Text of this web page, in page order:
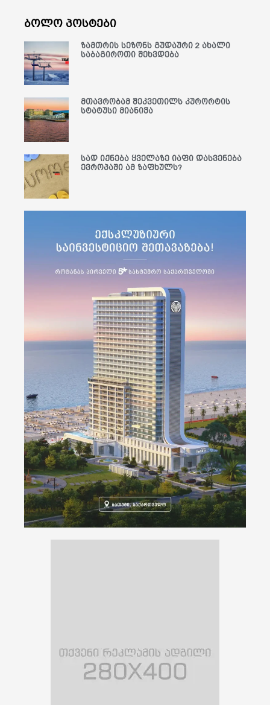
ბოლო პოსტები
ზამთრის სეზონს გუდაური 2 ახალი
საბაგიროთი შეხვდება
მთავრობამ შეკვეთილს კურორტის
სტატუსი მიანიჭა
სად იქნება ყველაზე იაფი დასვენება
ევროპაში ამ ზაფხულს?